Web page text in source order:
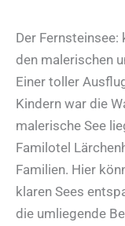
Der Fernsteinsee:
den malerischen
Einer toller
Kindern war die
malerische See
Familotel
Familien. Hier
klaren Sees
die umliegende